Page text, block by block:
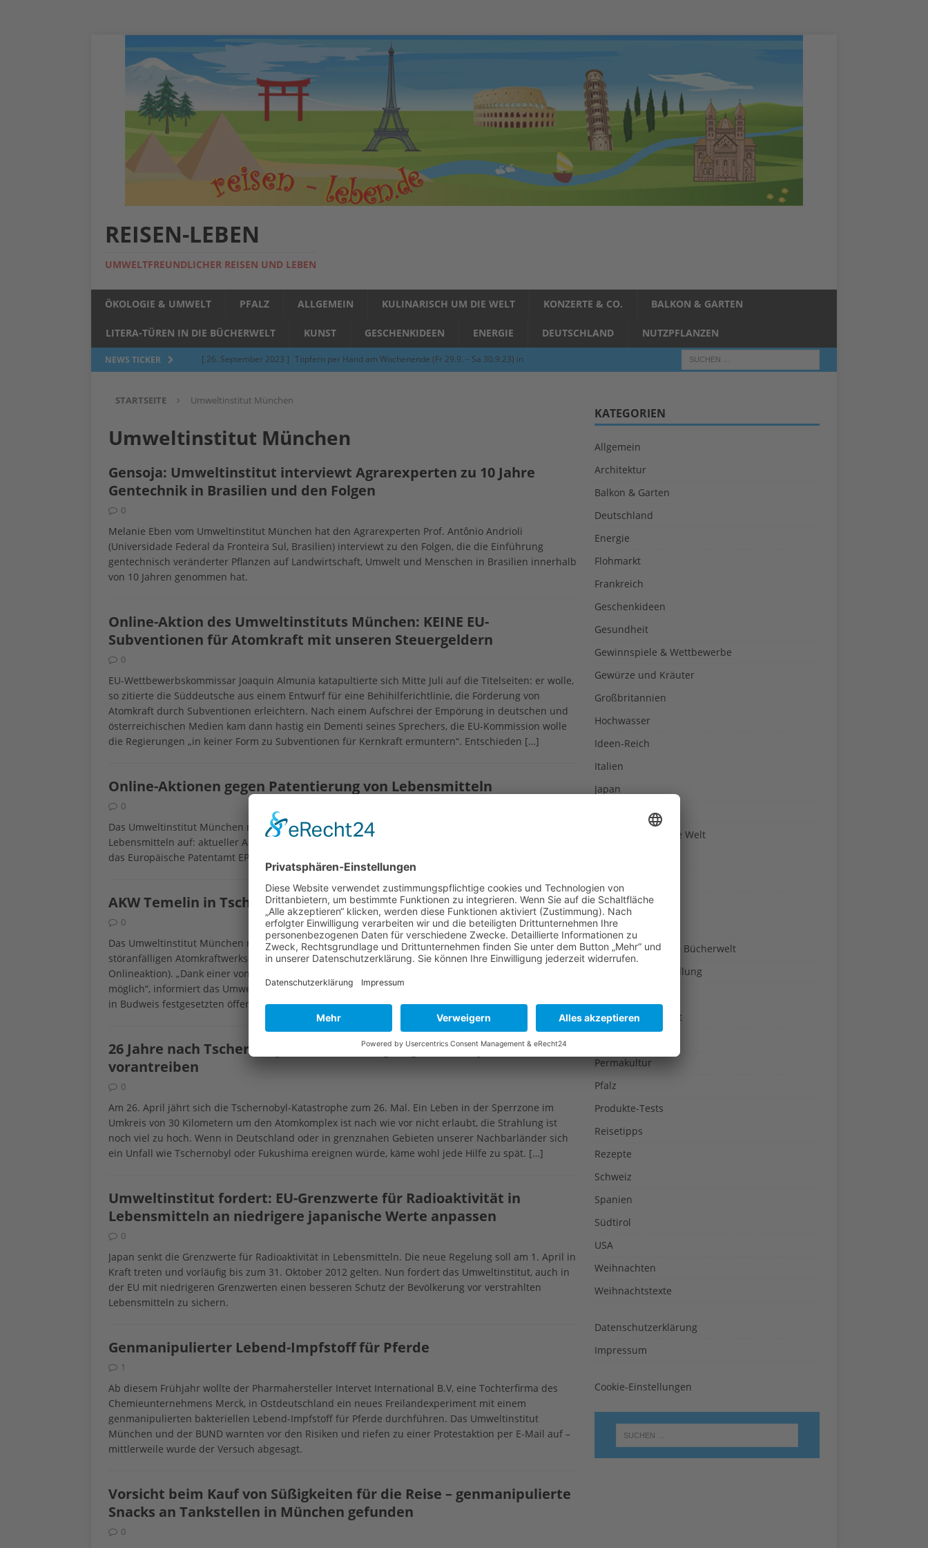
REISEN-LEBEN
UMWELTFREUNDLICHER REISEN UND LEBEN
ÖKOLOGIE & UMWELT PFALZ ALLGEMEIN KULINARISCH UM DIE WELT KONZERTE & CO. BALKON & GARTEN
LITERA-TÜREN IN DIE BÜCHERWELT KUNST GESCHENKIDEEN ENERGIE DEUTSCHLAND NUTZPFLANZEN
NEWS TICKER [ 26. September 2023 ] Töpfern per Hand am Wochenende (Fr 29.9. – Sa 30.9.23) in
[ 5. Juni 2023 ] Töpfern am Abend – Schnupperkurse an der Töpferscheibe in Schifferstadt
ALLGEMEIN
[ 24. März 2023 ] Töpfern per Hand am Abend in Limburgerhof
ALLGEMEIN
Spenden für Erdbebenhilfe in Syrien und der Türkei
Jucken auf acht Beinen…
GESUNDHEIT
STARTSEITE Umweltinstitut München
Umweltinstitut München
Gensoja: Umweltinstitut interviewt Agrarexperten zu 10 Jahre
Gentechnik in Brasilien und den Folgen
0
Melanie Eben vom Umweltinstitut München hat den Agrarexperten Prof. Antônio Andrioli
(Universidade Federal da Fronteira Sul, Brasilien) interviewt zu den Folgen, die die Einführung
gentechnisch veränderter Pflanzen auf Landwirtschaft, Umwelt und Menschen in Brasilien innerhalb
von 10 Jahren genommen hat.
Online-Aktion des Umweltinstituts München: KEINE EU-
Subventionen für Atomkraft mit unseren Steuergeldern
0
EU-Wettbewerbskommissar Joaquin Almunia katapultierte sich Mitte Juli auf die Titelseiten: er wolle,
so zitierte die Süddeutsche aus einem Entwurf für eine Behihilferichtlinie, die Förderung von
Atomkraft durch Subventionen erleichtern. Nach einem Aufschrei der Empörung in deutschen und
österreichischen Medien kam dann hastig ein Dementi seines Sprechers, die EU-Kommission wolle
die Regierungen „in keiner Form zu Subventionen für Kernkraft ermuntern“. Entschieden […]
Online-Aktionen gegen Patentierung von Lebensmitteln
0
Das Umweltinstitut München ruft zu einem Sammeleinspruch gegen die Patentierung von
Lebensmitteln auf: aktueller Anlaß ist ein Patent auf Brokkoli nebst dem dazugehörigen Saatgut, den
das Europäische Patentamt EPA am 12.6.2013 der Monsanto-Tochterfirma Seminis erteilt hat.
AKW Temelin in Tschechien – Ausbau stoppen
0
Das Umweltinstitut München ruft dazu auf, online gegen den Ausbau des bekanntermaßen
störanfälligen Atomkraftwerks Temelín in Tschechien zu protestieren (hier ist der link zur
Onlineaktion). „Dank einer von Bayern erwirkten Fristverlängerung ist das noch bis zum 18. Juni
möglich“, informiert das Umweltinstitut, das am 22. Juni an einer von der tschechischen Regierung
in Budweis festgesetzten öffentlichen Anhörung die Regierungs- und[…]
26 Jahre nach Tschernobyl: Atomausstieg in ganz Europa
vorantreiben
0
Am 26. April jährt sich die Tschernobyl-Katastrophe zum 26. Mal. Ein Leben in der Sperrzone im
Umkreis von 30 Kilometern um den Atomkomplex ist nach wie vor nicht erlaubt, die Strahlung ist
noch viel zu hoch. Wenn in Deutschland oder in grenznahen Gebieten unserer Nachbarländer sich
ein Unfall wie Tschernobyl oder Fukushima ereignen würde, käme wohl jede Hilfe zu spät. […]
Umweltinstitut fordert: EU-Grenzwerte für Radioaktivität in
Lebensmitteln an niedrigere japanische Werte anpassen
0
Japan senkt die Grenzwerte für Radioaktivität in Lebensmitteln. Die neue Regelung soll am 1. April in
Kraft treten und vorläufig bis zum 31. Oktober 2012 gelten. Nun fordert das Umweltinstitut, auch in
der EU mit niedrigeren Grenzwerten einen besseren Schutz der Bevölkerung vor verstrahlten
Lebensmitteln zu sichern.
Genmanipulierter Lebend-Impfstoff für Pferde
1
Ab diesem Frühjahr wollte der Pharmahersteller Intervet International B.V, eine Tochterfirma des
Chemieunternehmens Merck, in Ostdeutschland ein neues Freilandexperiment mit einem
genmanipulierten bakteriellen Lebend-Impfstoff für Pferde durchführen. Das Umweltinstitut
München und der BUND warnten vor den Risiken und riefen zu einer Protestaktion per E-Mail auf –
mittlerweile wurde der Versuch abgesagt.
Vorsicht beim Kauf von Süßigkeiten für die Reise – genmanipulierte
Snacks an Tankstellen in München gefunden
0
KATEGORIEN
Allgemein
Architektur
Balkon & Garten
Deutschland
Energie
Flohmarkt
Frankreich
Geschenkideen
Gesundheit
Gewinnspiele & Wettbewerbe
Gewürze und Kräuter
Großbritannien
Hochwasser
Ideen-Reich
Italien
Japan
Konzerte & Co.
Kulinarisch um die Welt
Kuriositäten
Lexikon
Litera-Türen in die Bücherwelt
Museum & Ausstellung
Ökologie & Umwelt
Permakultur
Pfalz
Produkte-Tests
Reisetipps
Rezepte
Schweiz
Spanien
Südtirol
USA
Weihnachten
Weihnachtstexte
Datenschutzerklärung
Impressum
Cookie-Einstellungen